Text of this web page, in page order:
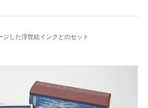
した浮世絵インクとのセット